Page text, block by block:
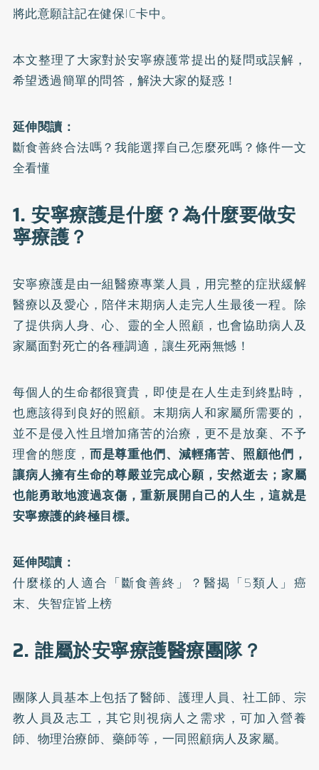
將此意願註記在健保IC卡中。
本文整理了大家對於安寧療護常提出的疑問或誤解，
希望透過簡單的問答，解決大家的疑惑！
延伸閱讀：
斷食善終合法嗎？我能選擇自己怎麼死嗎？條件一文
全看懂
1. 安寧療護是什麼？為什麼要做安
寧療護？
安寧療護是由一組醫療專業人員，用完整的症狀緩解
醫療以及愛心，陪伴末期病人走完人生最後一程。除
了提供病人身、心、靈的全人照顧，也會協助病人及
家屬面對死亡的各種調適，讓生死兩無憾！
每個人的生命都很寶貴，即使是在人生走到終點時，
也應該得到良好的照顧。末期病人和家屬所需要的，
並不是侵入性且增加痛苦的治療，更不是放棄、不予
理會的態度， 而是尊重他們、減輕痛苦、照顧他們，
讓病人擁有生命的尊嚴並完成心願，安然逝去；家屬
也能勇敢地渡過哀傷，重新展開自己的人生，這就是
安寧療護的終極目標。
延伸閱讀：
什麼樣的人適合「斷食善終」？醫揭「5類人」癌
末、失智症皆上榜
2. 誰屬於安寧療護醫療團隊？
團隊人員基本上包括了醫師、護理人員、社工師、宗
教人員及志工，其它則視病人之需求，可加入營養
師、物理治療師、藥師等，一同照顧病人及家屬。